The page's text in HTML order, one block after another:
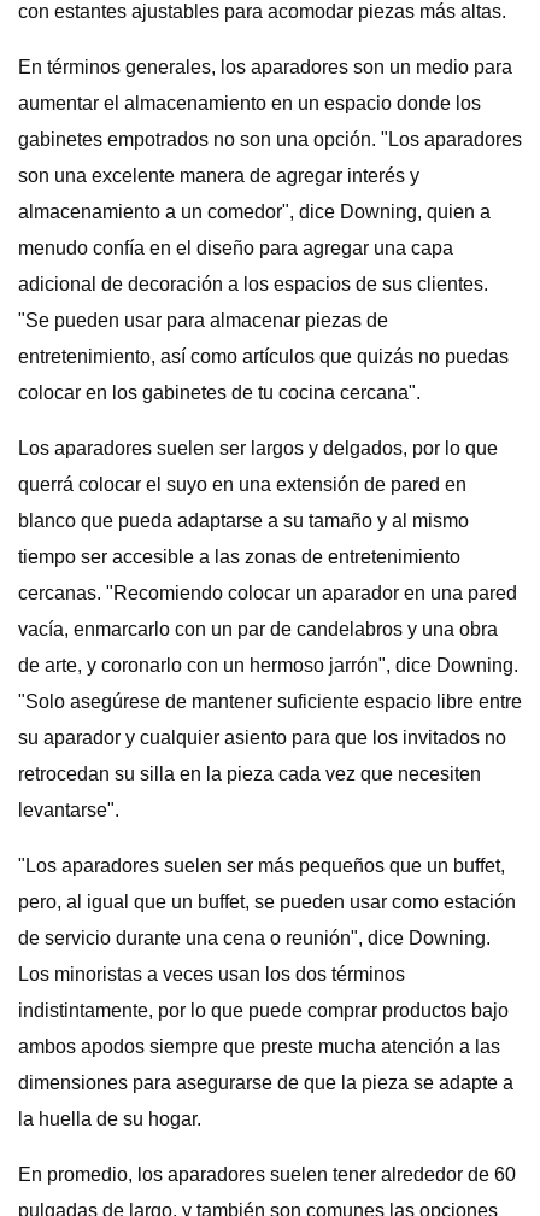
con estantes ajustables para acomodar piezas más altas.
En términos generales, los aparadores son un medio para
aumentar el almacenamiento en un espacio donde los
gabinetes empotrados no son una opción. "Los aparadores
son una excelente manera de agregar interés y
almacenamiento a un comedor", dice Downing, quien a
menudo confía en el diseño para agregar una capa
adicional de decoración a los espacios de sus clientes.
"Se pueden usar para almacenar piezas de
entretenimiento, así como artículos que quizás no puedas
colocar en los gabinetes de tu cocina cercana".
Los aparadores suelen ser largos y delgados, por lo que
querrá colocar el suyo en una extensión de pared en
blanco que pueda adaptarse a su tamaño y al mismo
tiempo ser accesible a las zonas de entretenimiento
cercanas. "Recomiendo colocar un aparador en una pared
vacía, enmarcarlo con un par de candelabros y una obra
de arte, y coronarlo con un hermoso jarrón", dice Downing.
"Solo asegúrese de mantener suficiente espacio libre entre
su aparador y cualquier asiento para que los invitados no
retrocedan su silla en la pieza cada vez que necesiten
levantarse".
"Los aparadores suelen ser más pequeños que un buffet,
pero, al igual que un buffet, se pueden usar como estación
de servicio durante una cena o reunión", dice Downing.
Los minoristas a veces usan los dos términos
indistintamente, por lo que puede comprar productos bajo
ambos apodos siempre que preste mucha atención a las
dimensiones para asegurarse de que la pieza se adapte a
la huella de su hogar.
En promedio, los aparadores suelen tener alrededor de 60
pulgadas de largo, y también son comunes las opciones